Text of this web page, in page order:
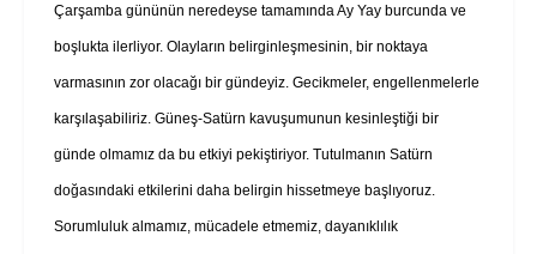
Çarşamba gününün neredeyse tamamında Ay Yay burcunda ve
boşlukta ilerliyor. Olayların belirginleşmesinin, bir noktaya
varmasının zor olacağı bir gündeyiz. Gecikmeler, engellenmelerle
karşılaşabiliriz. Güneş-Satürn kavuşumunun kesinleştiği bir
günde olmamız da bu etkiyi pekiştiriyor. Tutulmanın Satürn
doğasındaki etkilerini daha belirgin hissetmeye başlıyoruz.
Sorumluluk almamız, mücadele etmemiz, dayanıklılık